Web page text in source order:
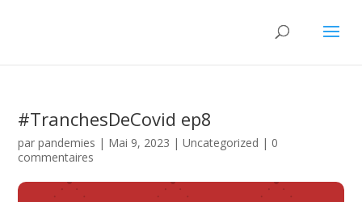
#TranchesDeCovid ep8
parpandemies | Mai 9, 2023 |Uncategorized | 0
commentaires